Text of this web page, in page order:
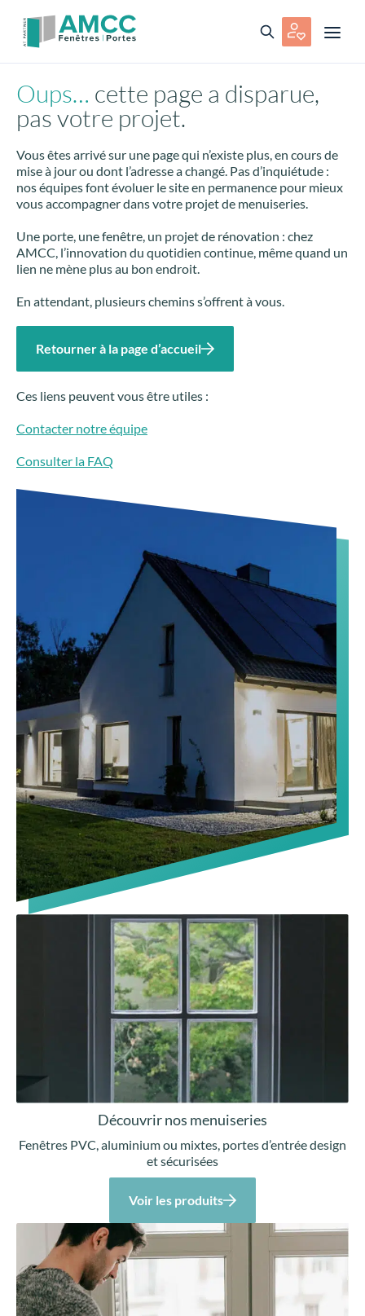
Oups… cette page a disparue,
pas votre projet.
Vous êtes arrivé sur une page qui n’existe plus, en cours de
mise à jour ou dont l’adresse a changé. Pas d’inquiétude :
nos équipes font évoluer le site en permanence pour mieux
vous accompagner dans votre projet de menuiseries.
Une porte, une fenêtre, un projet de rénovation : chez
AMCC, l’innovation du quotidien continue, même quand un
lien ne mène plus au bon endroit.
En attendant, plusieurs chemins s’offrent à vous.
Retourner à la page d’accueil
Ces liens peuvent vous être utiles :
Contacter notre équipe
Consulter la FAQ
Découvrir nos menuiseries
Fenêtres PVC, aluminium ou mixtes, portes d’entrée design
et sécurisées
Voir les produits